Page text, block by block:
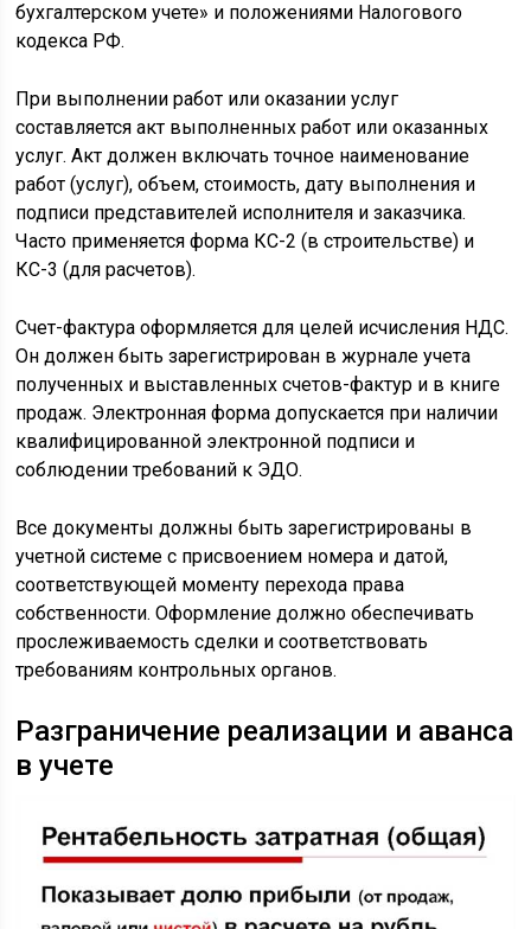
бухгалтерском учете» и положениями Налогового
кодекса РФ.
При выполнении работ или оказании услуг
составляется акт выполненных работ или оказанных
услуг. Акт должен включать точное наименование
работ (услуг), объем, стоимость, дату выполнения и
подписи представителей исполнителя и заказчика.
Часто применяется форма КС-2 (в строительстве) и
КС-3 (для расчетов).
Счет-фактура оформляется для целей исчисления НДС.
Он должен быть зарегистрирован в журнале учета
полученных и выставленных счетов-фактур и в книге
продаж. Электронная форма допускается при наличии
квалифицированной электронной подписи и
соблюдении требований к ЭДО.
Все документы должны быть зарегистрированы в
учетной системе с присвоением номера и датой,
соответствующей моменту перехода права
собственности. Оформление должно обеспечивать
прослеживаемость сделки и соответствовать
требованиям контрольных органов.
Разграничение реализации и аванса
в учете